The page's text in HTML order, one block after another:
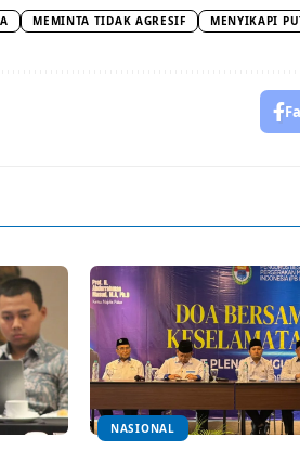
MEMINTA TIDAK AGRESIF MENYIKAPI
NASIONAL